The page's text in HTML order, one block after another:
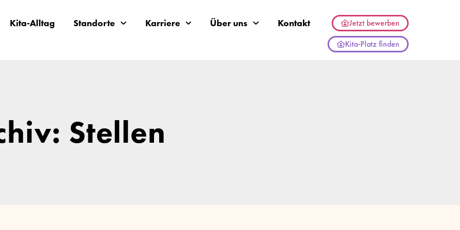
Kita-Alltag Standorte Karriere Über uns Kontakt
Jetzt bewerben
Kita-Platz finden
Stellen